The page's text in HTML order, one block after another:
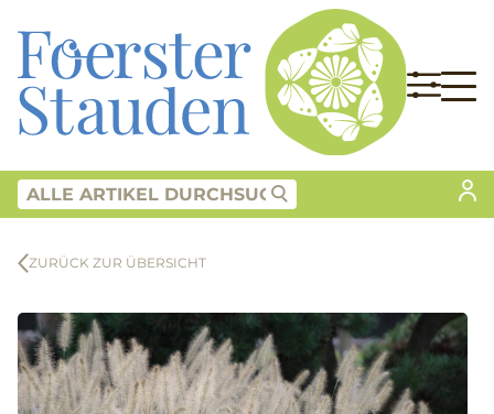
ZURÜCK ZUR ÜBERSICHT